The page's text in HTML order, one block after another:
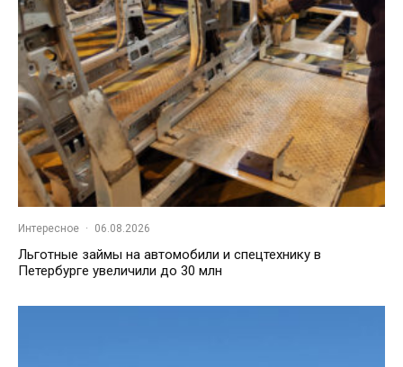
Интересное · 06.08.2026
Льготные займы на автомобили и спецтехнику в
Петербурге увеличили до 30 млн